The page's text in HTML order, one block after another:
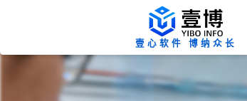
壹心软件 博纳众长